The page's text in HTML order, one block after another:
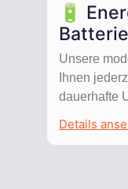
🔋
Unsere
Ihnen
dauerhafte
Details